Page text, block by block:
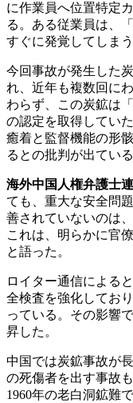
に作業員へ位置特定
る。ある従業員は、
すぐに発覚してしま
今回事故が発生した
れ、近年も複数回に
わらず、この炭鉱は
の認定を取得してい
癒着と監督機能の形
るとの批判が出ている
海外中国人権弁護士
ても、重大な安全問
善されていないのは
これは、明らかに官
と語った。
ロイター通信による
全検査を強化してお
っている。その影響
昇した。
中国では炭鉱事故が
の死傷者を出す事故
1960年の老白洞鉱難